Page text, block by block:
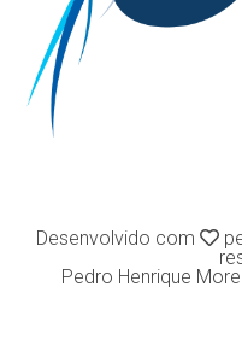
Desenvolvido com
Pedro Henrique